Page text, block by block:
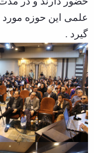
علمی این حوزه
گیرد .